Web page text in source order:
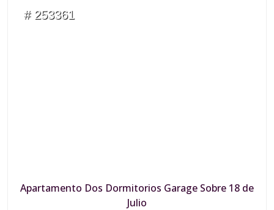
# 253361
Apartamento Dos Dormitorios Garage Sobre 18 de
Julio